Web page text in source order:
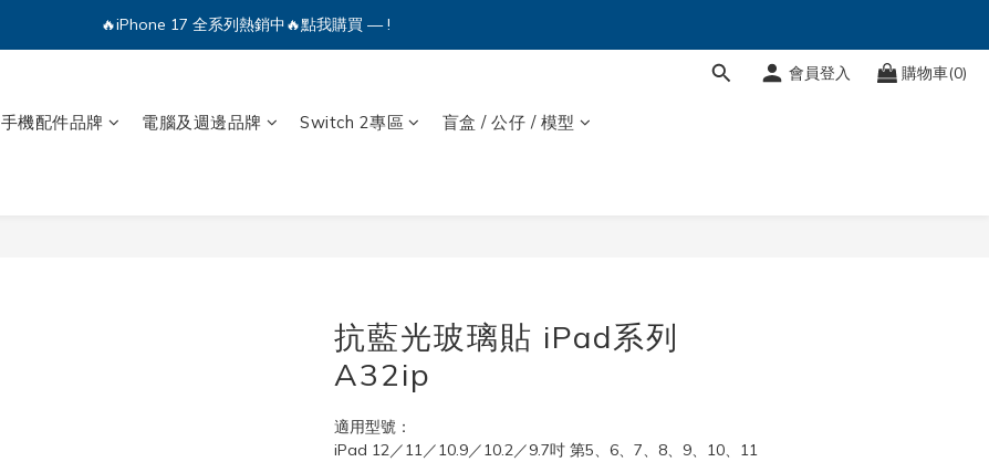
🔥iPhone 17 全系列熱銷中🔥點我購買 — !
💕加入Q哥 Line 新好友領優惠券！🎫
會員登入 購物車(0)
手機配件品牌 電腦及週邊品牌 Switch 2專區 盲盒 / 公仔 / 模型
抗藍光玻璃貼 iPad系列
A32ip
適用型號：
iPad 12／11／10.9／10.2／9.7吋 第5、6、7、8、9、10、11